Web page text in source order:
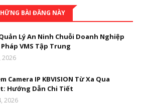
BÀI ĐĂNG NÀY
Lý An Ninh Chuỗi Doanh Nghiệp
VMS Tập Trung
2026
Camera IP KBVISION Từ Xa Qua
Hướng Dẫn Chi Tiết
2026